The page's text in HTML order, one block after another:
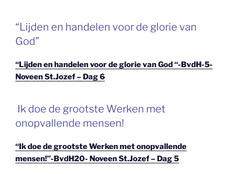
“Lijden en handelen voor de glorie van
God”
“Lijden en handelen voor de glorie van God “-BvdH-5-
Noveen St.Jozef – Dag 6
Ik doe de grootste Werken met
onopvallende mensen!
“Ik doe de grootste Werken met onopvallende
mensen!”-BvdH20- Noveen St.Jozef – Dag 5